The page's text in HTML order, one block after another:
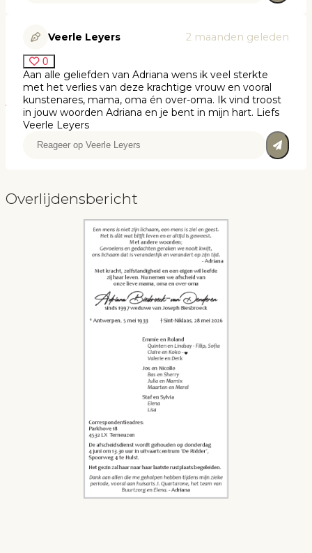
Veerle Leyers 2 maanden geleden
0
Aan alle geliefden van Adriana wens ik veel sterkte
met het verlies van deze krachtige vrouw en vooral
kunstenares, mama, oma én over-oma. Ik vind troost
in jouw woorden Adriana en je bent in mijn hart. Liefs
Veerle Leyers
Overlijdensbericht